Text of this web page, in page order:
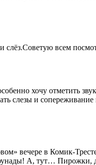
всем
хочу отметить
слезы и
вечере в Комик-
А, тут…